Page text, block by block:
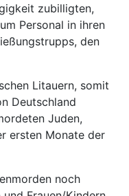
zubilligten,
Personal in ihren
den
Litauern, somit
Deutschland
Juden,
ersten Monate der
noch